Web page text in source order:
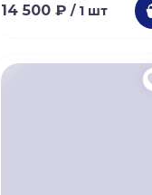
14 500 ₽ / 1 шт